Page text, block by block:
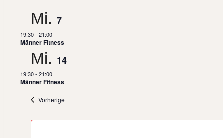
Mi. 7
19:30- 21:00
Männer Fitness
Mi. 14
19:30- 21:00
Männer Fitness
VorherigeVeranstaltungen